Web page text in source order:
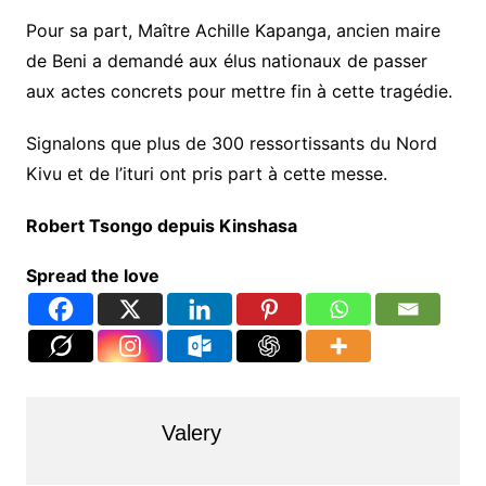
Pour sa part, Maître Achille Kapanga, ancien maire
de Beni a demandé aux élus nationaux de passer
aux actes concrets pour mettre fin à cette tragédie.
Signalons que plus de 300 ressortissants du Nord
Kivu et de l’ituri ont pris part à cette messe.
Robert Tsongo depuis Kinshasa
Spread the love
Valery